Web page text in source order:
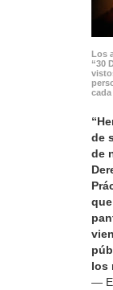
Los
“30
de
de
los
—